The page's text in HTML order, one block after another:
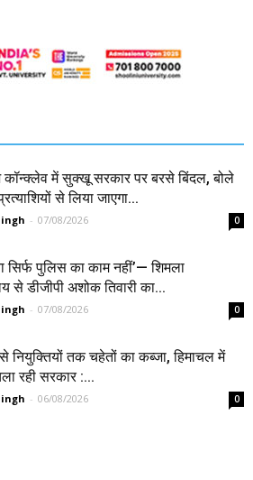
कॉन्क्लेव में सुक्खू सरकार पर बरसे बिंदल, बोले
से लिया जाएगा...
- 07/08/2026 0
सिर्फ पुलिस का काम नहीं’— शिमला
से डीजीपी अशोक तिवारी का...
- 07/08/2026 0
नियुक्तियों तक चहेतों का कब्जा, हिमाचल में
रही सरकार :...
- 06/08/2026 0